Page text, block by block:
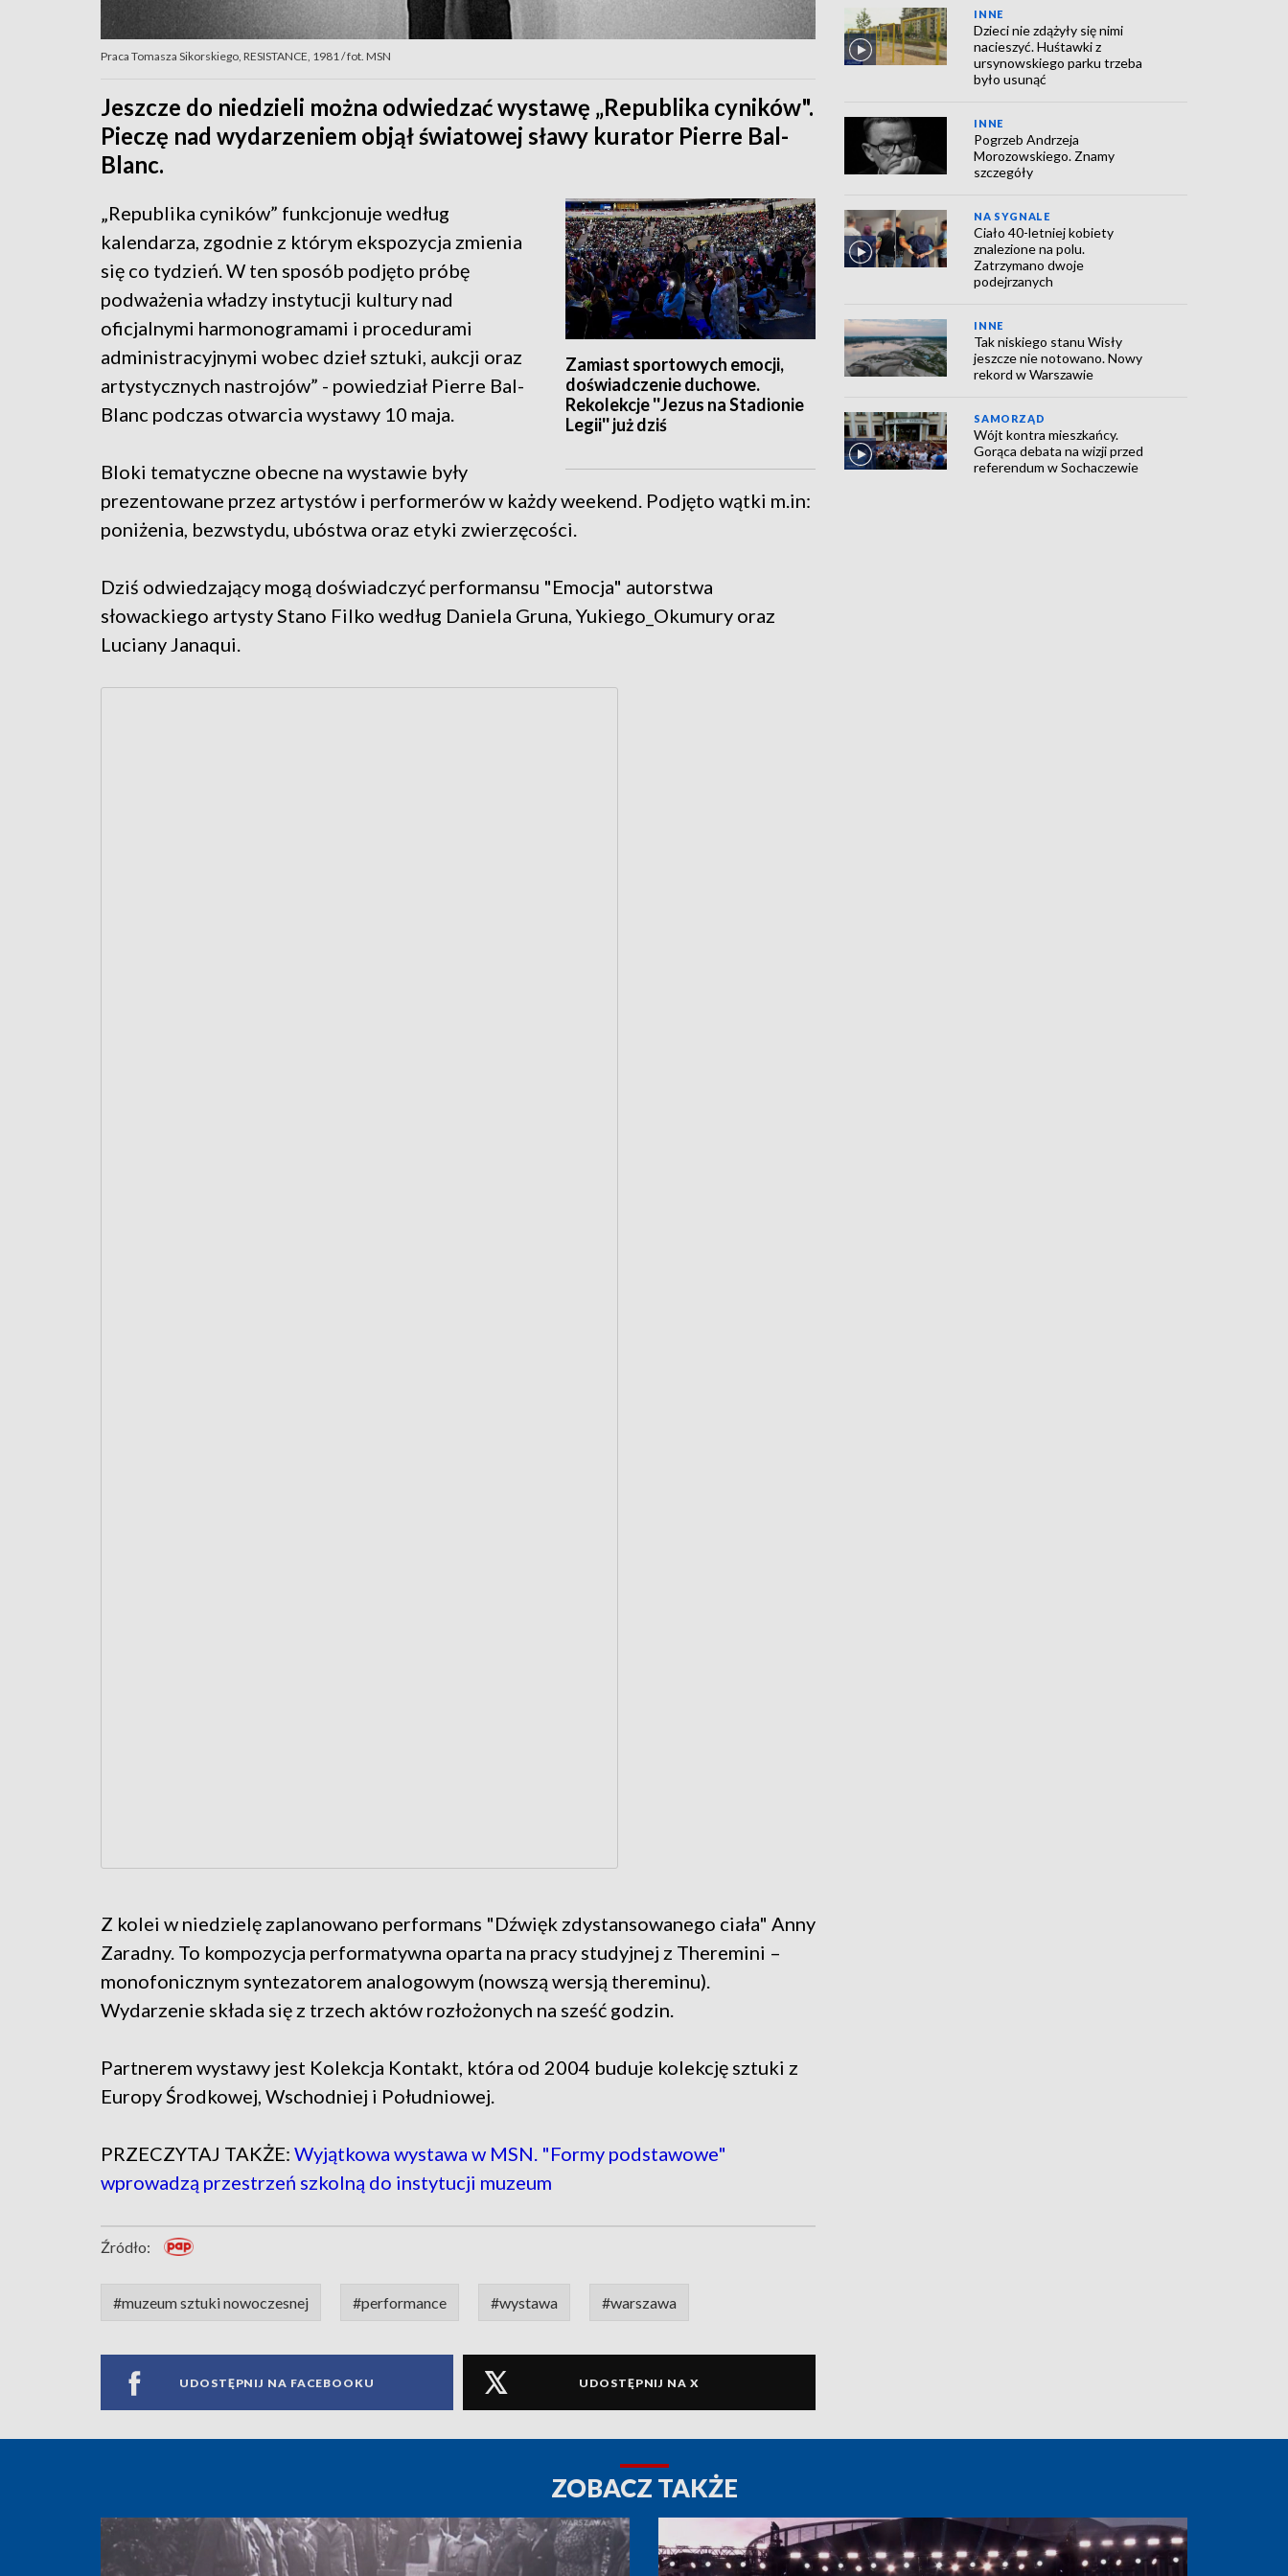
Praca Tomasza Sikorskiego, RESISTANCE, 1981 / fot. MSN
Jeszcze do niedzieli można odwiedzać wystawę „Republika cyników".
Pieczę nad wydarzeniem objął światowej sławy kurator Pierre Bal-
Blanc.
Zamiast sportowych emocji,
doświadczenie duchowe.
Rekolekcje ''Jezus na Stadionie
Legii'' już dziś
„Republika cyników” funkcjonuje według
kalendarza, zgodnie z którym ekspozycja zmienia
się co tydzień. W ten sposób podjęto próbę
podważenia władzy instytucji kultury nad
oficjalnymi harmonogramami i procedurami
administracyjnymi wobec dzieł sztuki, aukcji oraz
artystycznych nastrojów” - powiedział Pierre Bal-
Blanc podczas otwarcia wystawy 10 maja.
Bloki tematyczne obecne na wystawie były
prezentowane przez artystów i performerów w każdy weekend. Podjęto wątki m.in:
poniżenia, bezwstydu, ubóstwa oraz etyki zwierzęcości.
Dziś odwiedzający mogą doświadczyć performansu "Emocja" autorstwa
słowackiego artysty Stano Filko według Daniela Gruna, Yukiego_Okumury oraz
Luciany Janaqui.
Z kolei w niedzielę zaplanowano performans "Dźwięk zdystansowanego ciała" Anny
Zaradny. To kompozycja performatywna oparta na pracy studyjnej z Theremini –
monofonicznym syntezatorem analogowym (nowszą wersją thereminu).
Wydarzenie składa się z trzech aktów rozłożonych na sześć godzin.
Partnerem wystawy jest Kolekcja Kontakt, która od 2004 buduje kolekcję sztuki z
Europy Środkowej, Wschodniej i Południowej.
PRZECZYTAJ TAKŻE: Wyjątkowa wystawa w MSN. "Formy podstawowe"
wprowadzą przestrzeń szkolną do instytucji muzeum
Źródło:
#muzeum sztuki nowoczesnej #performance #wystawa #warszawa
UDOSTĘPNIJ NA FACEBOOKU UDOSTĘPNIJ NA X
INNE
Dzieci nie zdążyły się nimi
nacieszyć. Huśtawki z
ursynowskiego parku trzeba
było usunąć
INNE
Pogrzeb Andrzeja
Morozowskiego. Znamy
szczegóły
NA SYGNALE
Ciało 40-letniej kobiety
znalezione na polu.
Zatrzymano dwoje
podejrzanych
INNE
Tak niskiego stanu Wisły
jeszcze nie notowano. Nowy
rekord w Warszawie
SAMORZĄD
Wójt kontra mieszkańcy.
Gorąca debata na wizji przed
referendum w Sochaczewie
ZOBACZ TAKŻE